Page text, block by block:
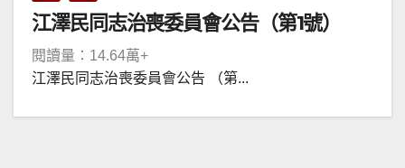
江澤民同志治喪委員會公告（第1號）
閱讀量：14.64萬+
江澤民同志治喪委員會公告 （第...